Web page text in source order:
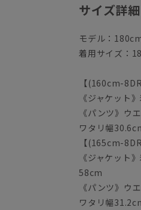
サイズ詳細
モデル：
着用サイズ：
【(160cm-
《ジャケッ
《パンツ》
ワタリ幅
【(165cm-
《ジャケッ
58cm
《パンツ》
ワタリ幅